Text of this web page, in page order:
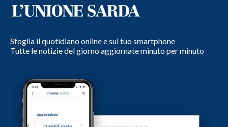
Sfoglia il quotidiano online e sul tuo smartphone
Tutte le notizie del giorno aggiornate minuto per minuto